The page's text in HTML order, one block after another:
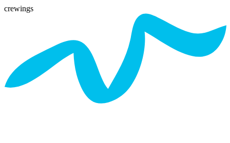
crewings